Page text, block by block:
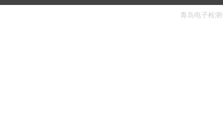
青岛电子检